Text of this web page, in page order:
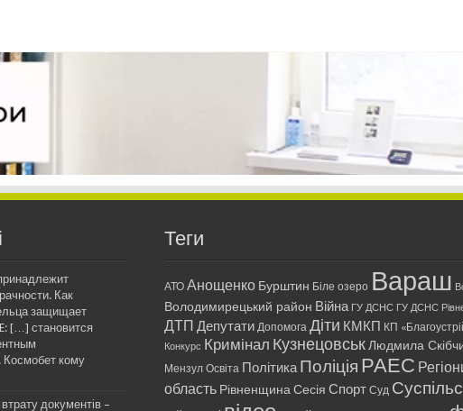
Как
защищает
[…] становится
кому
документів –
Теги
АТО Анощенко Бурштин Біле озеро Вараш
Володимирецький район Війна ГУ ДСНС ГУ ДСНС
ДТП Депутати Допомога Діти КМКП КП
Конкурс Кримінал Кузнецовськ Людмила
Мензул Освіта Політика Поліція РАЕС
область Рівненщина Сесія Спорт Суд